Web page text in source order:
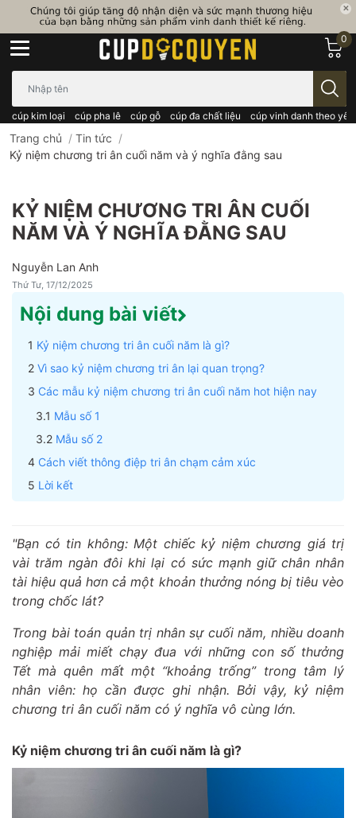
cúp kim loại cúp pha lê cúp gỗ cúp đa chất liệu cúp vinh danh theo
0
Trang chủ / Tin tức /
Kỷ niệm chương tri ân cuối năm và ý nghĩa đằng sau
KỶ NIỆM CHƯƠNG TRI ÂN CUỐI
NĂM VÀ Ý NGHĨA ĐẰNG SAU
Nguyễn Lan Anh
Thứ Tư, 17/12/2025
Nội dung bài viết
Kỷ niệm chương tri ân cuối năm là gì?
Vì sao kỷ niệm chương tri ân lại quan trọng?
Các mẫu kỷ niệm chương tri ân cuối năm hot hiện nay
Mẫu số 1
Mẫu số 2
Cách viết thông điệp tri ân chạm cảm xúc
Lời kết
"Bạn có tin không: Một chiếc kỷ niệm chương giá trị
vài trăm ngàn đôi khi lại có sức mạnh giữ chân nhân
tài hiệu quả hơn cả một khoản thưởng nóng bị tiêu vèo
trong chốc lát?
Trong bài toán quản trị nhân sự cuối năm, nhiều doanh
nghiệp mải miết chạy đua với những con số thưởng
Tết mà quên mất một “khoảng trống” trong tâm lý
nhân viên: họ cần được ghi nhận. Bởi vậy, kỷ niệm
chương tri ân cuối năm có ý nghĩa vô cùng lớn.
Kỷ niệm chương tri ân cuối năm là gì?